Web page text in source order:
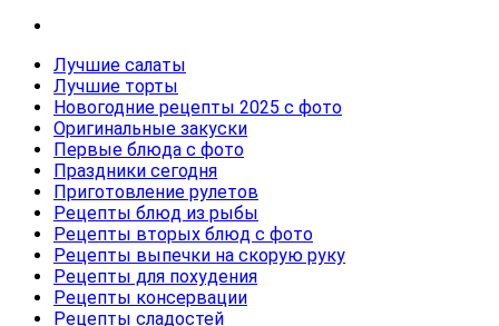
Лучшие салаты
Лучшие торты
Новогодние рецепты 2025 с фото
Оригинальные закуски
Первые блюда с фото
Праздники сегодня
Приготовление рулетов
Рецепты блюд из рыбы
Рецепты вторых блюд с фото
Рецепты выпечки на скорую руку
Рецепты для похудения
Рецепты консервации
Рецепты сладостей